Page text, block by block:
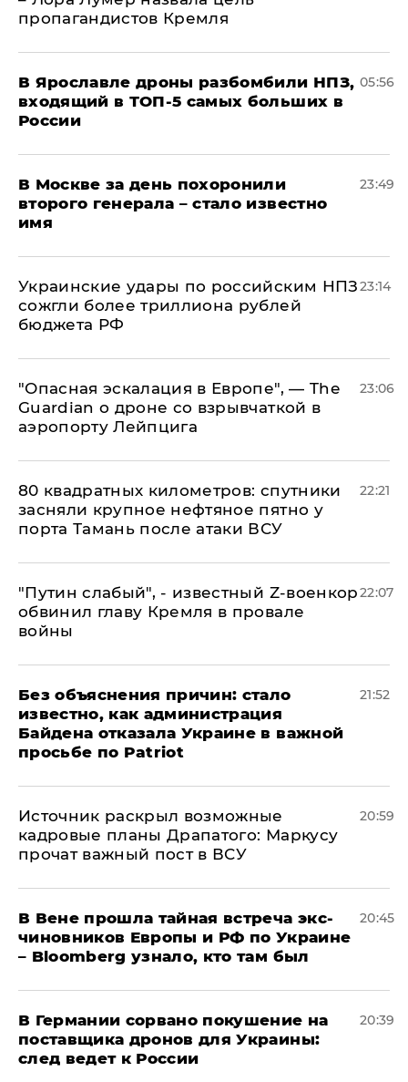
пропагандистов Кремля
В Ярославле дроны разбомбили НПЗ,
входящий в ТОП-5 самых больших в
России
05:56
В Москве за день похоронили
второго генерала – стало известно
имя
23:49
Украинские удары по российским НПЗ
сожгли более триллиона рублей
бюджета РФ
23:14
"Опасная эскалация в Европе", — The
Guardian о дроне со взрывчаткой в
аэропорту Лейпцига
23:06
80 квадратных километров: спутники
засняли крупное нефтяное пятно у
порта Тамань после атаки ВСУ
22:21
​"Путин слабый", - известный Z-военкор
обвинил главу Кремля в провале
войны
22:07
Без объяснения причин: стало
известно, как администрация
Байдена отказала Украине в важной
просьбе по Patriot
21:52
​Источник раскрыл возможные
кадровые планы Драпатого: Маркусу
прочат важный пост в ВСУ
20:59
В Вене прошла тайная встреча экс-
чиновников Европы и РФ по Украине
– Bloomberg узнало, кто там был
20:45
​В Германии сорвано покушение на
поставщика дронов для Украины:
след ведет к России
20:39